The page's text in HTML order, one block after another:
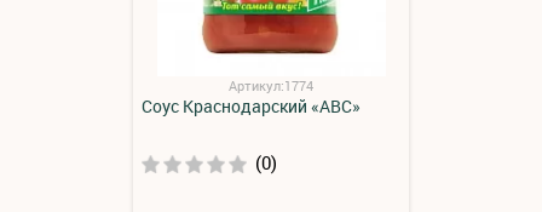
Артикул:1774
Соус Краснодарский «АВС»
(0)